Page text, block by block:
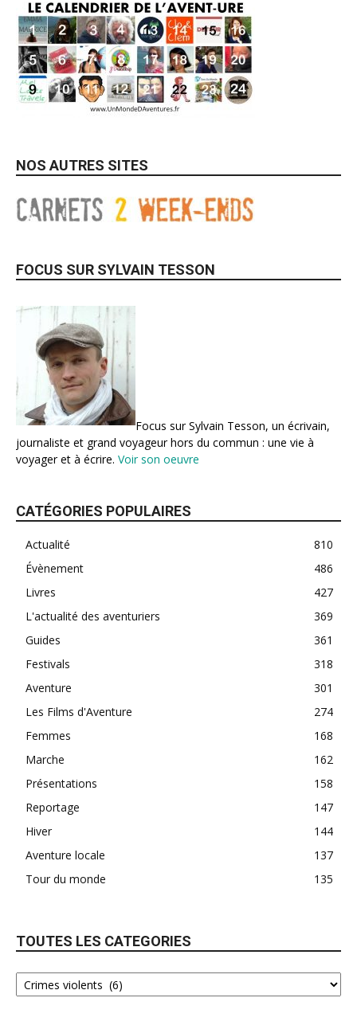
NOS AUTRES SITES
FOCUS SUR SYLVAIN TESSON
Focus sur Sylvain Tesson, un écrivain,
journaliste et grand voyageur hors du commun : une vie à
voyager et à écrire. Voir son oeuvre
CATÉGORIES POPULAIRES
Actualité
810
Évènement
486
Livres
427
L'actualité des aventuriers
369
Guides
361
Festivals
318
Aventure
301
Les Films d'Aventure
274
Femmes
168
Marche
162
Présentations
158
Reportage
147
Hiver
144
Aventure locale
137
Tour du monde
135
TOUTES LES CATEGORIES